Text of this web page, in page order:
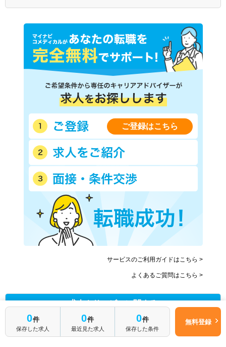
0件
保存した求人
0件
最近見た求人
0件
保存した条件
無料登録
ご登録はこちら
サービスのご利用ガイドはこちら >
よくあるご質問はこちら >
求人やサービスに関する
お問い合わせはお電話も便利です
0120-941-651